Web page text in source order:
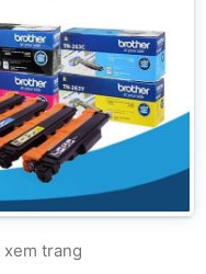
xem trang